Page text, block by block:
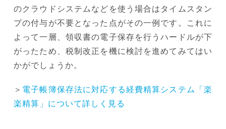
のクラウドシステムなどを使う場合はタイムスタン
プの付与が不要となった点がその一例です。これに
よって一層、領収書の電子保存を行うハードルが下
がったため、税制改正を機に検討を進めてみてはい
かがでしょうか。
＞ 電子帳簿保存法に対応する経費精算システム「楽
楽精算」について詳しく見る